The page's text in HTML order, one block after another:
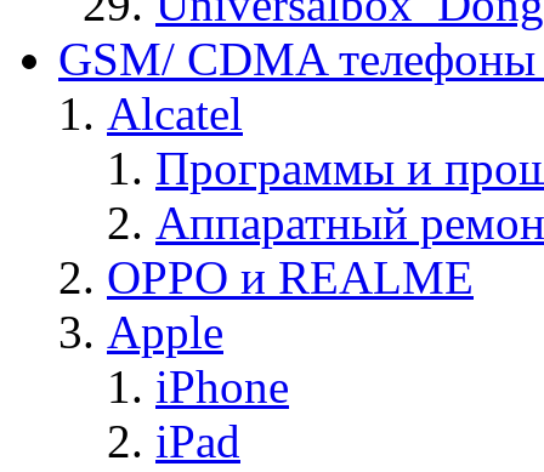
GSM/ CDMA
Alcatel
Программы и
Аппаратный
OPPO и REALME
Apple
iPhone
iPad